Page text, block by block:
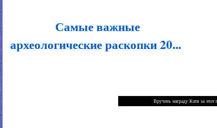
Самые важные
археологические раскопки 20...